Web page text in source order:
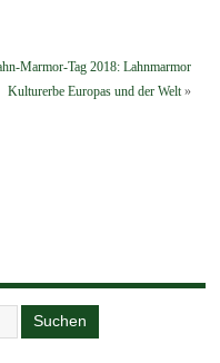
Marmor-Tag 2018: Lahnmarmor
Kulturerbe Europas und der Welt»